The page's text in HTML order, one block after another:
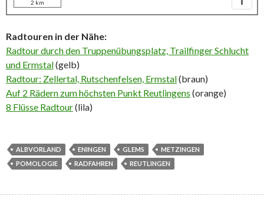
2 km
Radtouren in der Nähe:
Radtour durch den Truppenübungsplatz, Trailfinger Schlucht
und Ermstal(gelb)
Radtour: Zellertal, Rutschenfelsen, Ermstal(braun)
Auf 2 Rädern zum höchsten Punkt Reutlingens (orange)
8 Flüsse Radtour(lila)
ALBVORLAND ENINGEN GLEMS
METZINGEN
POMOLOGIE
RADFAHREN REUTLINGEN